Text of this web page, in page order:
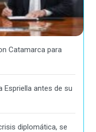
Catamarca para
Espriella antes de su
diplomática, se